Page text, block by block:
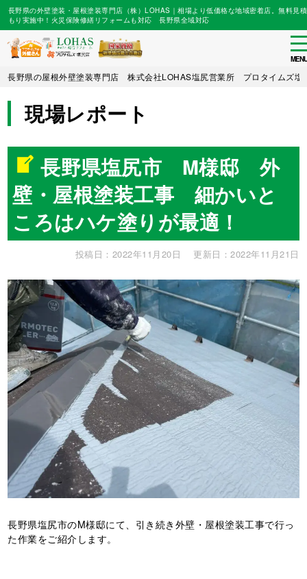
Skip
main
content
長野県の外壁塗装・屋根塗装専門店（株）LOHAS｜相場より低価格な地域密着店。無料見積
もり実施中！火災保険修繕リフォームも対応 長野県全域対応
長野県の屋根外壁塗装専門店 株式会社LOHAS塩尻営業所 プロタイムズ塩
現場レポート
長野県塩尻市 M様邸 外
壁・屋根塗装工事 細かいと
ころはハケ塗りが最適！
投稿日：2022年11月20日 更新日：2022年11月21日
長野県塩尻市のM様邸にて、引き続き外壁・屋根塗装工事で行っ
た作業をご紹介します。